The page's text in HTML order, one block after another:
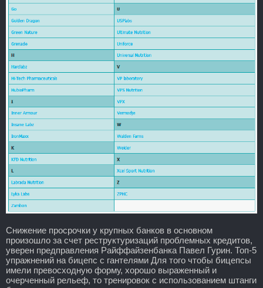
Снижение просрочки у крупных банков в основном
произошло за счет реструктуризаций проблемных кредитов,
уверен предправления Райффайзенбанка Павел Гурин. Топ-5
упражнений на бицепс с гантелями Для того чтобы бицепсы
имели превосходную форму, хорошо выраженный и
очерченный рельеф, то тренировок с использованием штанги